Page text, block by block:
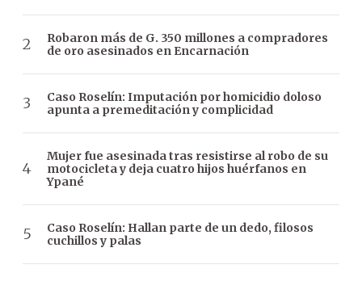
Robaron más de G. 350 millones a compradores
de oro asesinados en Encarnación
Caso Roselín: Imputación por homicidio doloso
apunta a premeditación y complicidad
Mujer fue asesinada tras resistirse al robo de su
motocicleta y deja cuatro hijos huérfanos en
Ypané
Caso Roselín: Hallan parte de un dedo, filosos
cuchillos y palas